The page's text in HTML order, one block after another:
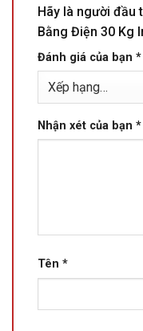
Hãy là người đầu
Bằng Điện 30 Kg
Đánh giá của bạn *
Nhận xét của bạn *
Tên *